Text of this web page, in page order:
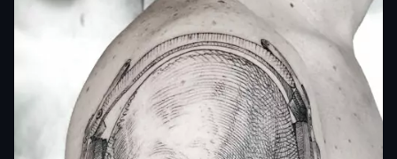
Il soggetto che più la descrive è il teschio, ciò che
rimane dell’essere umano una volta morto e perso le
funzioni vitali e la parte del corpo che si decompone.
Il tatuaggio con il teschio, a seconda delle culture e
regioni del mondo e se associato ad altri soggetti,
assume diversi significati oltre alla morte: sfida,
pericolo, coraggio, protezione, giustizia.